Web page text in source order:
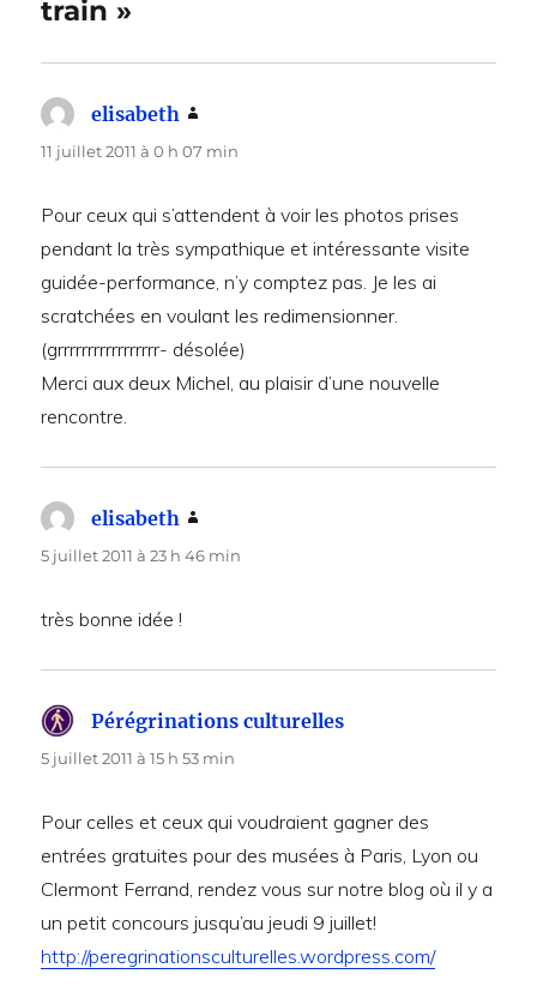
train »
elisabeth
11 juillet 2011 à 0 h 07 min
Pour ceux qui s’attendent à voir les photos prises
pendant la très sympathique et intéressante visite
guidée-performance, n’y comptez pas. Je les ai
scratchées en voulant les redimensionner.
(grrrrrrrrrrrrrrrrr- désolée)
Merci aux deux Michel, au plaisir d’une nouvelle
rencontre.
elisabeth
5 juillet 2011 à 23 h 46 min
très bonne idée !
Pérégrinations culturelles
5 juillet 2011 à 15 h 53 min
Pour celles et ceux qui voudraient gagner des
entrées gratuites pour des musées à Paris, Lyon ou
Clermont Ferrand, rendez vous sur notre blog où il y a
un petit concours jusqu’au jeudi 9 juillet!
http://peregrinationsculturelles.wordpress.com/